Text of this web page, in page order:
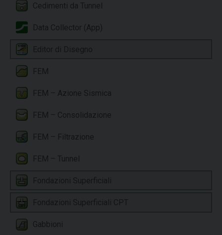
Cedimenti da Tunnel
Data Collector (App)
FEM
FEM – Azione Sismica
FEM – Consolidazione
FEM – Filtrazione
FEM – Tunnel
Gabbioni